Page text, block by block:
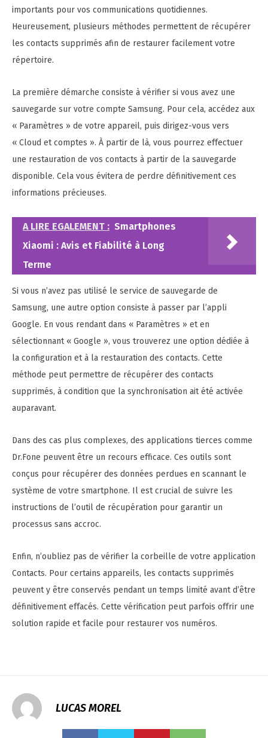
importants pour vos communications quotidiennes.
Heureusement, plusieurs méthodes permettent de récupérer
les contacts supprimés afin de restaurer facilement votre
répertoire.
La première démarche consiste à vérifier si vous avez une
sauvegarde sur votre compte Samsung. Pour cela, accédez aux
« Paramètres » de votre appareil, puis dirigez-vous vers
« Cloud et comptes ». À partir de là, vous pourrez effectuer
une restauration de vos contacts à partir de la sauvegarde
disponible. Cela vous évitera de perdre définitivement ces
informations précieuses.
A LIRE EGALEMENT : Smartphones
Xiaomi : Avis et Fiabilité à Long
Terme
Si vous n’avez pas utilisé le service de sauvegarde de
Samsung, une autre option consiste à passer par l’appli
Google. En vous rendant dans « Paramètres » et en
sélectionnant « Google », vous trouverez une option dédiée à
la configuration et à la restauration des contacts. Cette
méthode peut permettre de récupérer des contacts
supprimés, à condition que la synchronisation ait été activée
auparavant.
Dans des cas plus complexes, des applications tierces comme
Dr.Fone peuvent être un recours efficace. Ces outils sont
conçus pour récupérer des données perdues en scannant le
système de votre smartphone. Il est crucial de suivre les
instructions de l’outil de récupération pour garantir un
processus sans accroc.
Enfin, n’oubliez pas de vérifier la corbeille de votre application
Contacts. Pour certains appareils, les contacts supprimés
peuvent y être conservés pendant un temps limité avant d’être
définitivement effacés. Cette vérification peut parfois offrir une
solution rapide et facile pour restaurer vos numéros.
LUCAS MOREL